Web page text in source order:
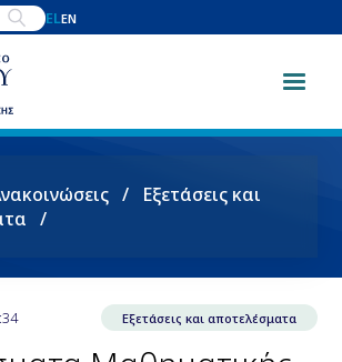
ELEN
Εξετάσεις και
Εξετάσεις και αποτελέσματα